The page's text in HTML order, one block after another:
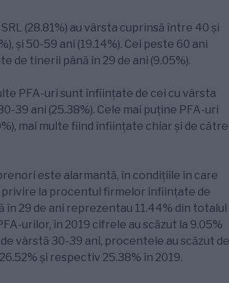
(28.81%) au vârsta cuprinsă între 40 și
și 50-59 ani (19.14%). Cei peste 60 ani
de tinerii până în 29 de ani (9.05%).
PFA-uri sunt înființate de cei cu vârsta
39 ani (25.38%). Cele mai puține PFA-uri
mai multe fiind înființate chiar și de către
este alarmantă, în condițiile în care
la procentul firmelor înființate de
în 29 de ani reprezentau 11.44% din totalul
urilor, în 2019 cifrele au scăzut la 9.05%
vârstă 30-39 ani, procentele au scăzut de
și respectiv 25.38% în 2019.